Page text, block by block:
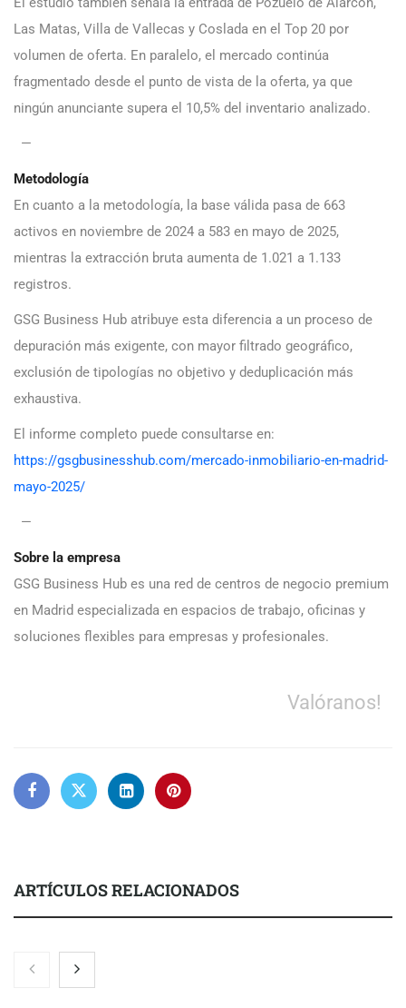
Las Matas, Villa de Vallecas y Coslada en el Top 20 por
volumen de oferta. En paralelo, el mercado continúa
fragmentado desde el punto de vista de la oferta, ya que
ningún anunciante supera el 10,5% del inventario analizado.
—
Metodología
En cuanto a la metodología, la base válida pasa de 663
activos en noviembre de 2024 a 583 en mayo de 2025,
mientras la extracción bruta aumenta de 1.021 a 1.133
registros.
GSG Business Hub atribuye esta diferencia a un proceso de
depuración más exigente, con mayor filtrado geográfico,
exclusión de tipologías no objetivo y deduplicación más
exhaustiva.
El informe completo puede consultarse en:
https://gsgbusinesshub.com/mercado-inmobiliario-en-madrid-
mayo-2025/
—
Sobre la empresa
GSG Business Hub es una red de centros de negocio premium
en Madrid especializada en espacios de trabajo, oficinas y
soluciones flexibles para empresas y profesionales.
Valóranos!
ARTÍCULOS RELACIONADOS
Nicols presenta seis modelos de anillos de compromiso para el
eclipse solar del 12 de agosto